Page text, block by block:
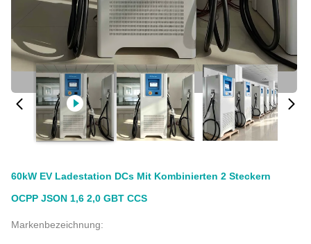
60kW EV Ladestation DCs Mit Kombinierten 2 Steckern
OCPP JSON 1,6 2,0 GBT CCS
Markenbezeichnung: